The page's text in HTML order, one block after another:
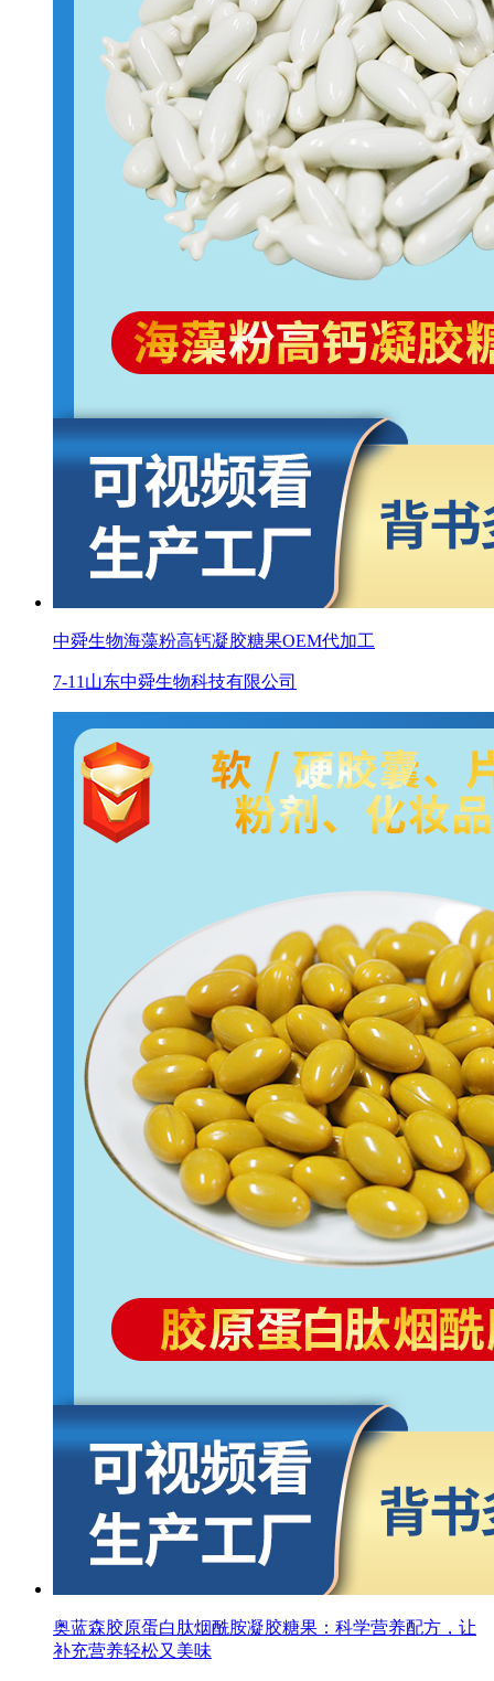
中舜生物海藻粉高钙凝胶糖果OEM代加工
7-11 山东中舜生物科技有限公司
奥蓝森胶原蛋白肽烟酰胺凝胶糖果：科学营养配方，让
补充营养轻松又美味